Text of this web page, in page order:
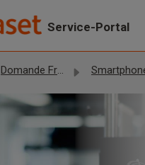
Service-Portal
Domande Frequenti (FAQ) Smartphone